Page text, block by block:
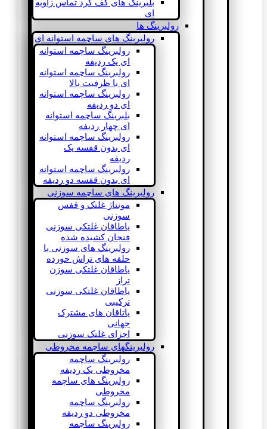
بلبرینگ های کف گرد تماس زاویه
ای
رولبرینگ ها
رولبرینگ های ساچمه استوانه ای
رولبرینگ ساچمه استوانه
ای یک ردیفه
رولبرینگ ساچمه استوانه
ای با ظرفیت بالا
رولبرینگ ساچمه استوانه
ای دو ردیفه
بلبرینگ ساچمه استوانه
ای چهار ردیفه
رولبرینگ ساچمه استوانه
ای بدون قفسه یک
ردیفه
رولبرینگ ساچمه استوانه
ای بدون قفسه دو ردیفه
رولبرینگ های ساچمه سوزنی
مونتاژ غلتک و قفس
سوزنی
یاطاقان غلتکی سوزنی
فنجان کشیده شده
رولبرینگ های سوزنی با
حلقه های تراش خورده
یاطاقان غلتکی سوزن
تراز
یاطاقان غلتکی سوزنی
ترکیبی
یاتاقان های مشترک
جهانی
اجزای غلتک سوزنی
رولبرینگهای ساچمه مخروطی
رولبرینگ ساچمه
مخروطی یک ردیفه
رولبرینگ های ساچمه
مخروطی
رولبرینگ ساچمه
مخروطی دو ردیفه
رولبرینگ ساچمه